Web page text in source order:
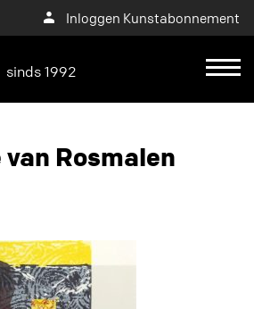
Inloggen Kunstabonnement
sinds 1992
Rosmalen